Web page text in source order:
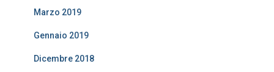
Marzo 2019
Gennaio 2019
Dicembre 2018